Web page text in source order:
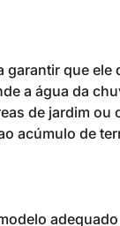
que ele
a água da
de jardim ou
acúmulo de